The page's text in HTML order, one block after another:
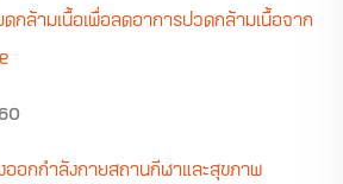
กล้ามเนื้อเพื่อลดอาการปวดกล้ามเนื้อจาก
ออกกำลังกายสถานกีฬาและสุขภาพ